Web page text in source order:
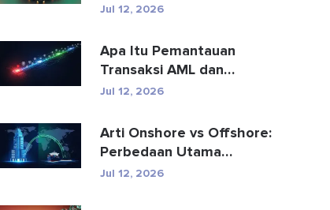
Bagaimana Aturan
Jul 12, 2026
Apa Itu Pemantauan
Transaksi AML dan
Bagaimana Cara
Jul 12, 2026
Arti Onshore vs Offshore:
Perbedaan Utama
Dijelaskan
Jul 12, 2026